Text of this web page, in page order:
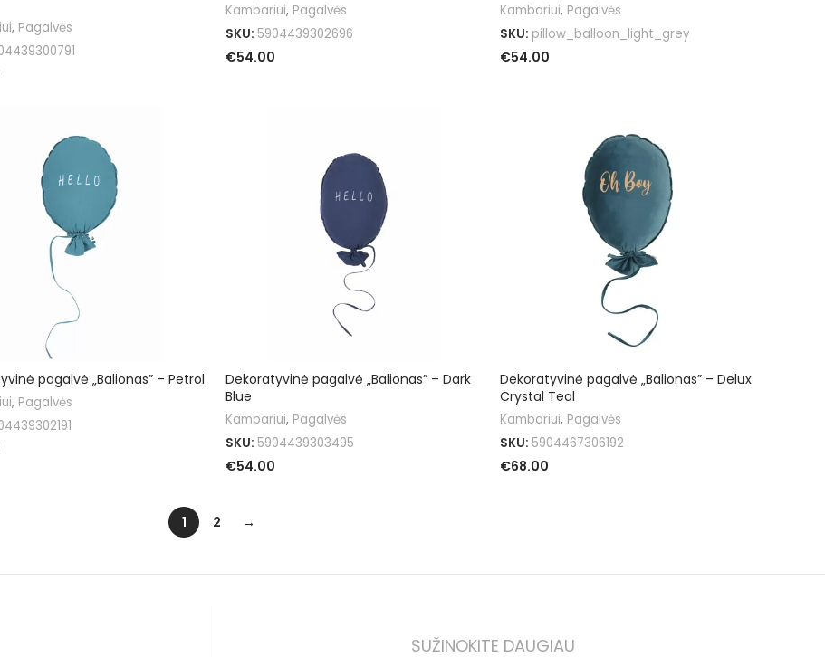
, Pagalvės
Kambariui, Pagalvės
SKU: 5904439302696
€54.00
Kambariui, Pagalvės
SKU: pillow_balloon_light_grey
€54.00
pagalvė „Balionas” – Petrol
, Pagalvės
Dekoratyvinė pagalvė „Balionas” – Dark
Blue
Kambariui, Pagalvės
SKU: 5904439303495
€54.00
Dekoratyvinė pagalvė „Balionas” – Delux
Crystal Teal
Kambariui, Pagalvės
SKU: 5904467306192
€68.00
1 2 →
SUŽINOKITE DAUGIAU